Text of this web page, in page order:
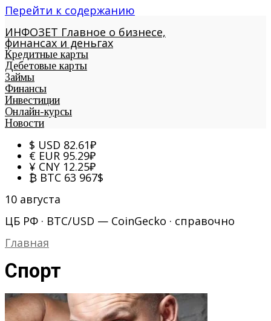
Перейти к содержанию
ИНФОЗЕТ Главное о бизнесе,
финансах и деньгах
Кредитные карты
Дебетовые карты
Займы
Финансы
Инвестиции
Онлайн-курсы
Новости
$ USD 82.61₽
€ EUR 95.29₽
¥ CNY 12.25₽
₿ BTC 63 967$
10 августа
ЦБ РФ · BTC/USD — CoinGecko · справочно
Главная
Спорт